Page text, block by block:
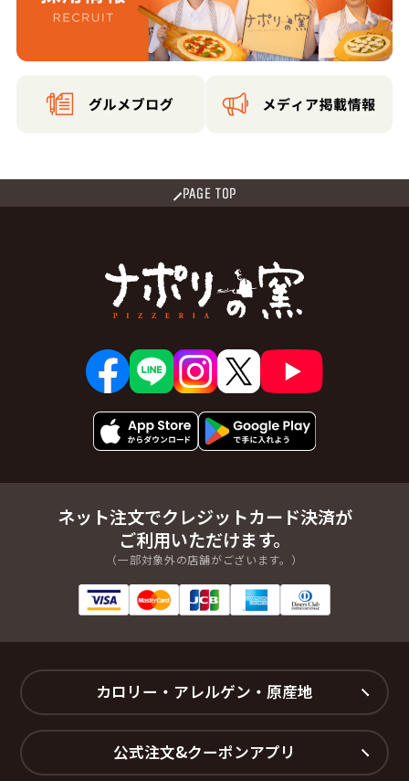
PAGE TOP
ネット注文でクレジットカード決済が
ご利用いただけます。
（一部対象外の店舗がございます。）
カロリー・アレルゲン・原産地
公式注文&クーポンアプリ